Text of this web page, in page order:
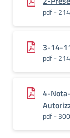
pdf -
3-14-
pdf -
4-
pdf -